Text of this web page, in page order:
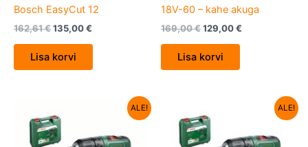
Bosch EasyCut 12
162,61€135,00€
Lisa korvi
18V-60 – kahe akuga
169,00€129,00€
Lisa korvi
ALE!
hind
oli:
129,00 €.99,90 €.
ALE!
hind
oli:
109,00 €.84,90 €.